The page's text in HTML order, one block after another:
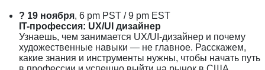
? 19 ноября, 6 pm PST / 9 pm EST
IT-профессия: UX/UI дизайнер
Узнаешь, чем занимается UX/UI-дизайнер и почему
художественные навыки — не главное. Расскажем,
какие знания и инструменты нужны, чтобы начать путь